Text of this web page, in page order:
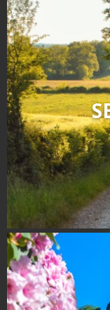
Las ciudades y
arte y historia
De la valle del Lot
Decazeville –
Patrimonio
UNESCO